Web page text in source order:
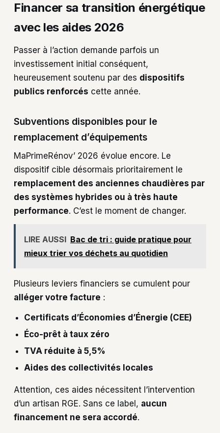
Financer sa transition énergétique
avec les aides 2026
Passer à l’action demande parfois un
investissement initial conséquent,
heureusement soutenu par des dispositifs
publics renforcés cette année.
Subventions disponibles pour le
remplacement d’équipements
MaPrimeRénov’ 2026 évolue encore. Le
dispositif cible désormais prioritairement le
remplacement des anciennes chaudières par
des systèmes hybrides ou à très haute
performance. C’est le moment de changer.
LIRE AUSSI Bac de tri : guide pratique pour
mieux trier vos déchets au quotidien
Plusieurs leviers financiers se cumulent pour
alléger votre facture :
Certificats d’Économies d’Énergie (CEE)
Éco-prêt à taux zéro
TVA réduite à 5,5%
Aides des collectivités locales
Attention, ces aides nécessitent l’intervention
d’un artisan RGE. Sans ce label, aucun
financement ne sera accordé.